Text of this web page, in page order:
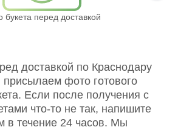
букета перед доставкой
доставкой по Краснодару
фото готового
Если после получения с
что-то не так, напишите
в течение 24 часов. Мы